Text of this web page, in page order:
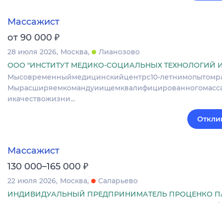
Массажист
от 90 000 ₽
28 июля 2026 Москва
Лианозово
ООО "ИНСТИТУТ МЕДИКО-СОЦИАЛЬНЫХ ТЕХНОЛОГИЙ
икачествожизни…
Массажист
130 000–165 000 ₽
22 июля 2026 Москва
Саларьево
ИНДИВИДУАЛЬНЫЙ ПРЕДПРИНИМАТЕЛЬ ПРОЦЕНКО